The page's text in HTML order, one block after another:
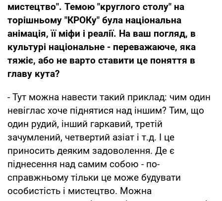
мистецтво". Темою "круглого столу" на
торішньому "КРОКу" була національна
анімація, її міфи і реалії. На ваш погляд, в
культурі національне - переважаюче, яка
тяжіє, або не варто ставити це поняття в
главу кута?
- Тут можна навести такий приклад: чим один
невіглас хоче піднятися над іншим? Тим, що
один рудий, інший гаркавий, третій
зачумлений, четвертий азіат і т.д. І це
приносить деяким задоволення. Де є
піднесення над самим собою - по-
справжньому тільки це може будувати
особистість і мистецтво. Можна